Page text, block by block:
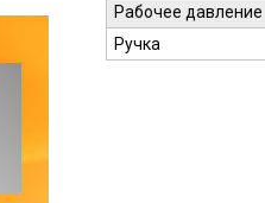
Рабочее давление
Ручка